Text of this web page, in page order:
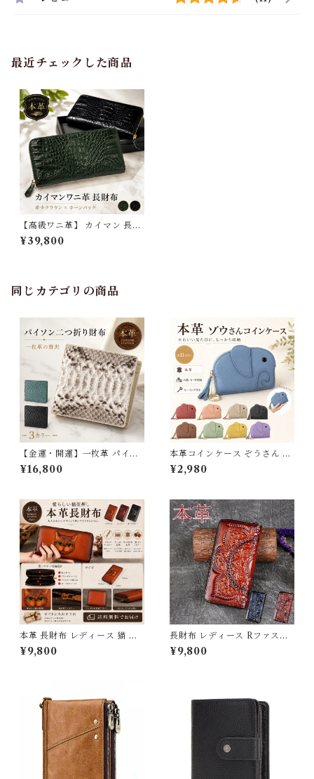
最近チェックした商品
【高級ワニ革】 カイマン 長財
布 レディース ラウンドファス
ナー 本革 クロコダイル 財布
ゼント 3Qee j030204_jz
¥39,800
同じカテゴリの商品
【金運・開運】一枚革 パイソ
ン 本革 二つ折り財布 レディー
ス 大容量 ダイヤモンドパイソ
おしゃれ ギフト プレゼント 3
Qee j030163_jz
¥16,800
本革コインケース ぞうさん 5
色選べる 小銭入れ付き 普通鍵
収納 コインケース 牛革 財布
国送料無料 プレゼント 母の日
258035_ee
¥2,980
本革 長財布 レディース 猫 型
押し ラウンドファスナー 牛革
レザー 財布 ねこ ネコ柄 大容
39734_ee
¥9,800
長財布 レディース Rファスナ
ー 彫刻 カービング イタリアン
レザー ヌバック 春財布 雑貨
¥9,800